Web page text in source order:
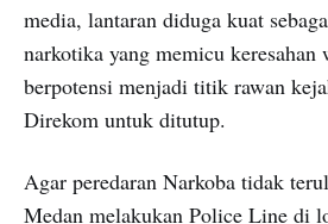
media, lantaran diduga kuat
narkotika yang memicu keresahan
berpotensi menjadi titik rawan
Direkom untuk ditutup.
Agar peredaran Narkoba tidak
Medan melakukan Police Line di